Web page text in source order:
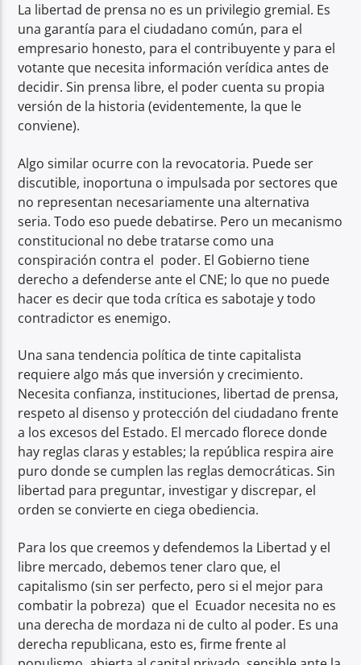
La libertad de prensa no es un privilegio gremial. Es
una garantía para el ciudadano común, para el
empresario honesto, para el contribuyente y para el
votante que necesita información verídica antes de
decidir. Sin prensa libre, el poder cuenta su propia
versión de la historia (evidentemente, la que le
conviene).
Algo similar ocurre con la revocatoria. Puede ser
discutible, inoportuna o impulsada por sectores que
no representan necesariamente una alternativa
seria. Todo eso puede debatirse. Pero un mecanismo
constitucional no debe tratarse como una
conspiración contra el poder. El Gobierno tiene
derecho a defenderse ante el CNE; lo que no puede
hacer es decir que toda crítica es sabotaje y todo
contradictor es enemigo.
Una sana tendencia política de tinte capitalista
requiere algo más que inversión y crecimiento.
Necesita confianza, instituciones, libertad de prensa,
respeto al disenso y protección del ciudadano frente
a los excesos del Estado. El mercado florece donde
hay reglas claras y estables; la república respira aire
puro donde se cumplen las reglas democráticas. Sin
libertad para preguntar, investigar y discrepar, el
orden se convierte en ciega obediencia.
Para los que creemos y defendemos la Libertad y el
libre mercado, debemos tener claro que, el
capitalismo (sin ser perfecto, pero si el mejor para
combatir la pobreza) que el Ecuador necesita no es
una derecha de mordaza ni de culto al poder. Es una
derecha republicana, esto es, firme frente al